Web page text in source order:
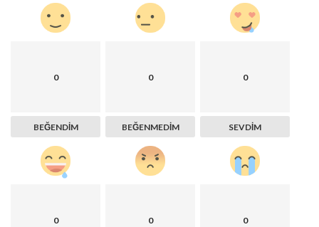
0
BEĞENDIM
0
BEĞENMEDIM
0
SEVDIM
0 0 0